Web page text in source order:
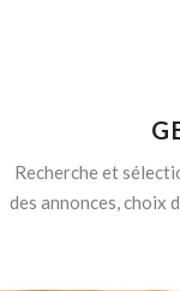
Recherche et
des annonces, choix